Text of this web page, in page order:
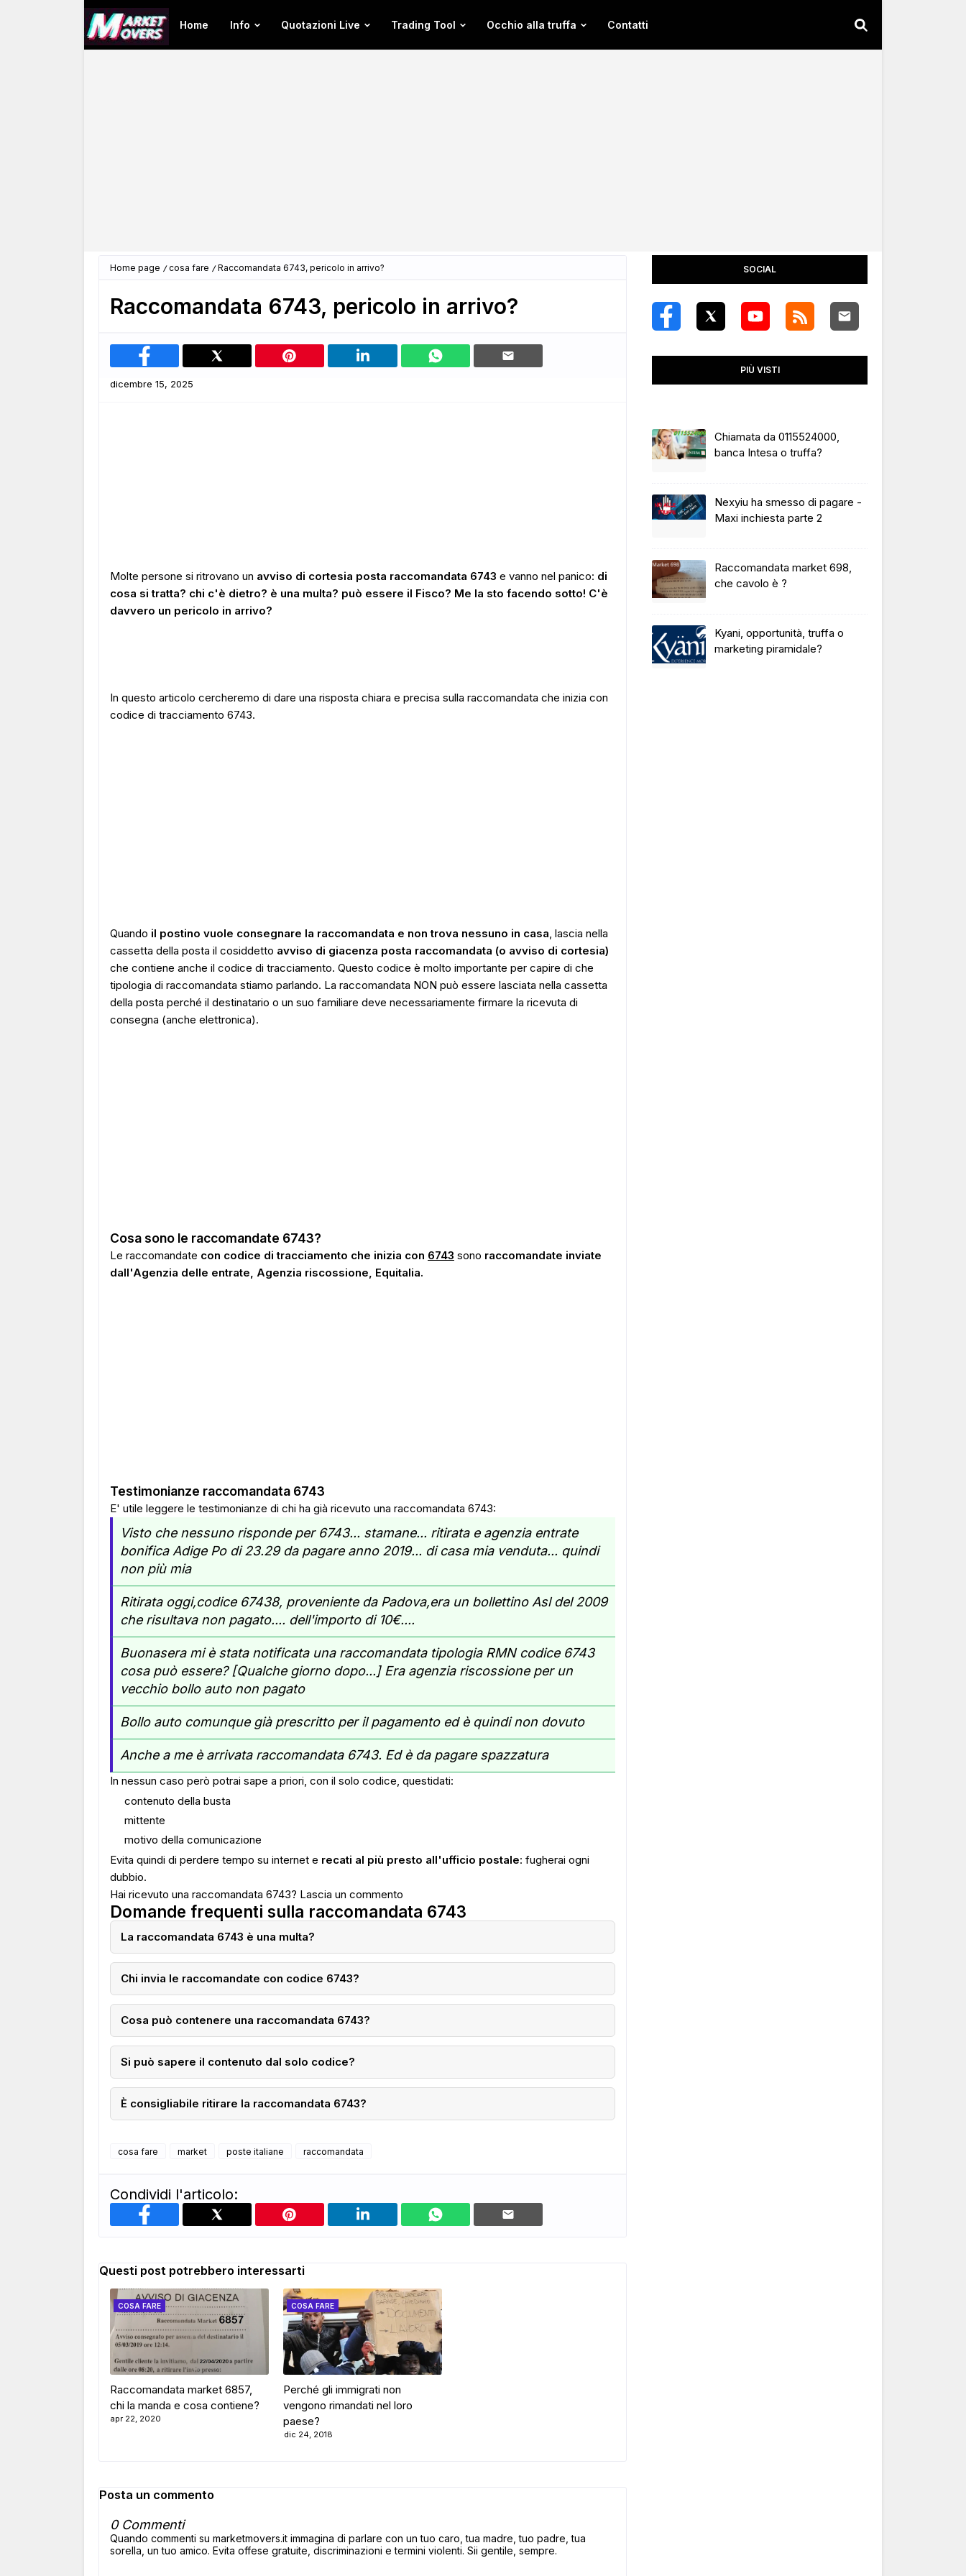
Home Info Quotazioni Live Trading Tool Occhio alla truffa Contatti
ADS
Home page cosa fare Raccomandata 6743, pericolo in arrivo?
Raccomandata 6743, pericolo in arrivo?
dicembre 15, 2025
Molte persone si ritrovano un avviso di cortesia posta raccomandata 6743 e vanno nel panico: di
cosa si tratta? chi c'è dietro? è una multa? può essere il Fisco? Me la sto facendo sotto! C'è
davvero un pericolo in arrivo?
In questo articolo cercheremo di dare una risposta chiara e precisa sulla raccomandata che inizia con
codice di tracciamento 6743.
Quando il postino vuole consegnare la raccomandata e non trova nessuno in casa, lascia nella
cassetta della posta il cosiddetto avviso di giacenza posta raccomandata (o avviso di cortesia)
che contiene anche il codice di tracciamento. Questo codice è molto importante per capire di che
tipologia di raccomandata stiamo parlando. La raccomandata NON può essere lasciata nella cassetta
della posta perché il destinatario o un suo familiare deve necessariamente firmare la ricevuta di
consegna (anche elettronica).
Cosa sono le raccomandate 6743?
Le raccomandate con codice di tracciamento che inizia con 6743 sono raccomandate inviate
dall'Agenzia delle entrate, Agenzia riscossione, Equitalia.
Testimonianze raccomandata 6743
E' utile leggere le testimonianze di chi ha già ricevuto una raccomandata 6743:
Visto che nessuno risponde per 6743... stamane... ritirata e agenzia entrate
bonifica Adige Po di 23.29 da pagare anno 2019... di casa mia venduta... quindi
non più mia
Ritirata oggi,codice 67438, proveniente da Padova,era un bollettino Asl del 2009
che risultava non pagato.... dell'importo di 10€....
Buonasera mi è stata notificata una raccomandata tipologia RMN codice 6743
cosa può essere? [Qualche giorno dopo...] Era agenzia riscossione per un
vecchio bollo auto non pagato
Bollo auto comunque già prescritto per il pagamento ed è quindi non dovuto
Anche a me è arrivata raccomandata 6743. Ed è da pagare spazzatura
In nessun caso però potrai sape a priori, con il solo codice, questidati:
contenuto della busta
mittente
motivo della comunicazione
Evita quindi di perdere tempo su internet e recati al più presto all'ufficio postale: fugherai ogni
dubbio.
Hai ricevuto una raccomandata 6743? Lascia un commento
Domande frequenti sulla raccomandata 6743
La raccomandata 6743 è una multa?
Chi invia le raccomandate con codice 6743?
Cosa può contenere una raccomandata 6743?
Si può sapere il contenuto dal solo codice?
È consigliabile ritirare la raccomandata 6743?
cosa fare market poste italiane raccomandata
Condividi l'articolo:
Questi post potrebbero interessarti
COSA FARE
Raccomandata market 6857,
chi la manda e cosa contiene?
apr 22, 2020
COSA FARE
Perché gli immigrati non
vengono rimandati nel loro
paese?
dic 24, 2018
Posta un commento
0 Commenti
Quando commenti su marketmovers.it immagina di parlare con un tuo caro, tua madre, tuo padre, tua
sorella, un tuo amico. Evita offese gratuite, discriminazioni e termini violenti. Sii gentile, sempre.
SOCIAL
PIÙ VISTI
Chiamata da 0115524000,
banca Intesa o truffa?
Nexyiu ha smesso di pagare -
Maxi inchiesta parte 2
Raccomandata market 698,
che cavolo è ?
Kyani, opportunità, truffa o
marketing piramidale?